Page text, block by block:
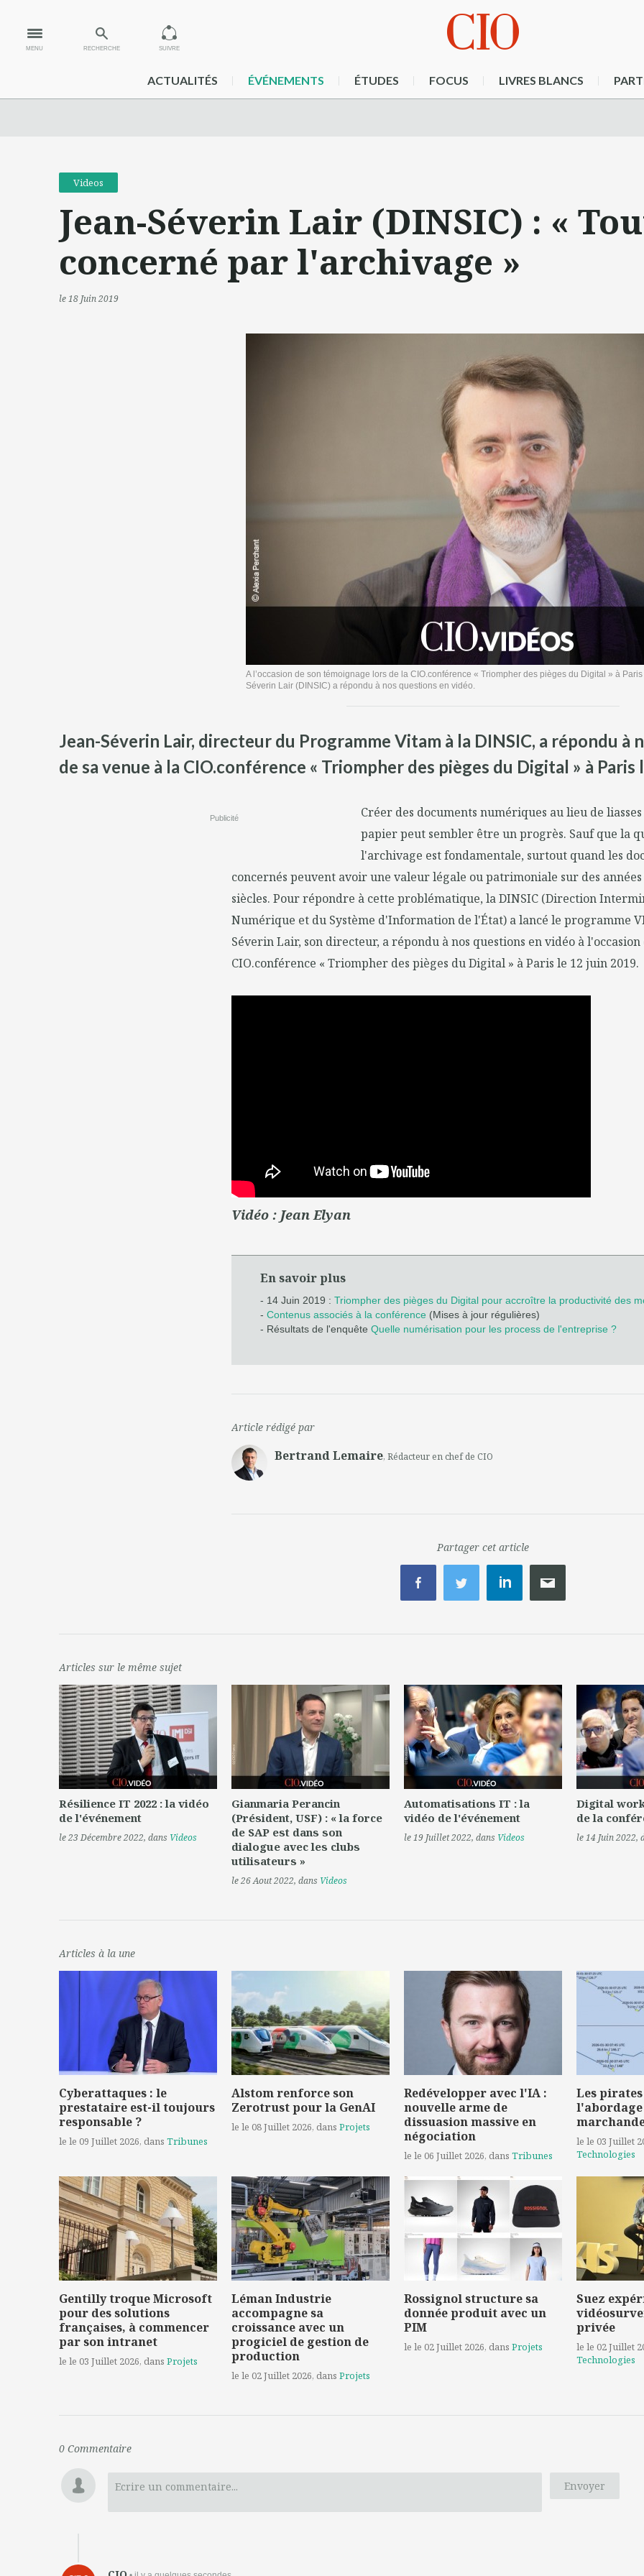
MENU RECHERCHE SUIVRE
ACTUALITÉS ÉVÉNEMENTS ÉTUDES FOCUS LIVRES BLANCS
Videos
Jean-Séverin Lair (DINSIC) : «
concerné par l'archivage »
le 18 Juin 2019
A l’occasion de son témoignage lors de la CIO.conférence « Triompher des pièges du Digital » à
Séverin Lair (DINSIC) a répondu à nos questions en vidéo.
Jean-Séverin Lair, directeur du Programme Vitam à la DINSIC, a répondu à
de sa venue à la CIO.conférence « Triompher des pièges du Digital » à Paris
Publicité
Créer des documents numériques au lieu de
papier peut sembler être un progrès. Sauf que la
l'archivage est fondamentale, surtout quand les
concernés peuvent avoir une valeur légale ou patrimoniale sur des
siècles. Pour répondre à cette problématique, la DINSIC (Direction
Numérique et du Système d'Information de l'État) a lancé le programme
Séverin Lair, son directeur, a répondu à nos questions en vidéo à l'occasion
CIO.conférence « Triompher des pièges du Digital » à Paris le 12 juin 2019.
Vidéo : Jean Elyan
En savoir plus
- 14 Juin 2019 : Triompher des pièges du Digital pour accroître la productivité des
- Contenus associés à la conférence (Mises à jour régulières)
- Résultats de l'enquête Quelle numérisation pour les process de l'entreprise ?
Article rédigé par
Bertrand Lemaire, Rédacteur en chef de CIO
Partager cet article
Articles sur le même sujet
Résilience IT 2022 : la vidéo
de l'événement
le 23 Décembre 2022, dans Videos
Gianmaria Perancin
(Président, USF) : « la force
de SAP est dans son
dialogue avec les clubs
utilisateurs »
le 26 Aout 2022, dans Videos
Automatisations IT : la
vidéo de l'événement
le 19 Juillet 2022, dans Videos
Digital
de la
le 14 Juin 2022,
Articles à la une
Cyberattaques : le
prestataire est-il toujours
responsable ?
le le 09 Juillet 2026, dans Tribunes
Alstom renforce son
Zerotrust pour la GenAI
le le 08 Juillet 2026, dans Projets
Redévelopper avec l'IA :
nouvelle arme de
dissuasion massive en
négociation
le le 06 Juillet 2026, dans Tribunes
Les pirates
le le 03 Juillet
Technologies
Gentilly troque Microsoft
pour des solutions
françaises, à commencer
par son intranet
le le 03 Juillet 2026, dans Projets
Léman Industrie
accompagne sa
croissance avec un
progiciel de gestion de
production
le le 02 Juillet 2026, dans Projets
Rossignol structure sa
donnée produit avec un
PIM
le le 02 Juillet 2026, dans Projets
Suez
privée
le le 02 Juillet
Technologies
0 Commentaire
Envoyer
Ecrire un commentaire...